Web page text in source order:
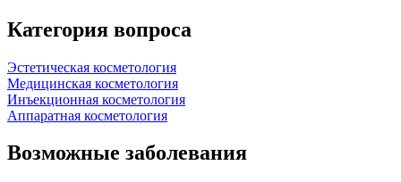
Категория вопроса
Эстетическая косметология
Медицинская косметология
Инъекционная косметология
Аппаратная косметология
Возможные заболевания